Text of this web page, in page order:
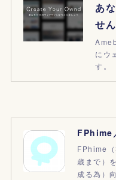
あ
せ
にウ
す。
FPhime
FPhime（
歳まで）
成る為）